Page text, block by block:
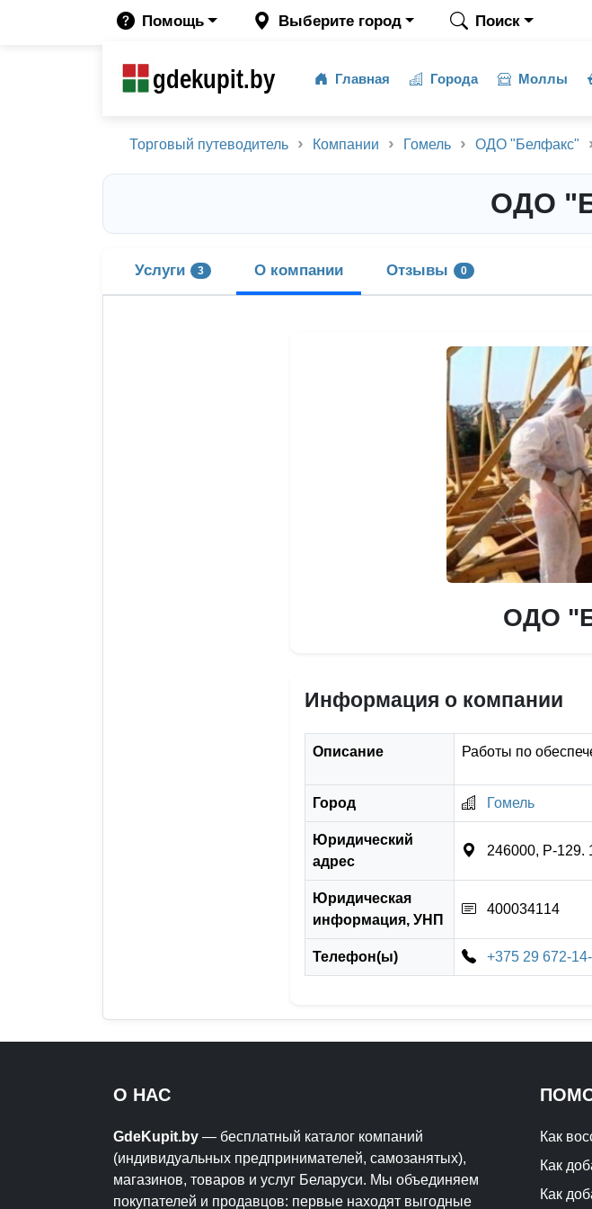
Помощь Выберите город Поиск
gdekupit.by Главная Города Моллы
Торговый путеводитель Компании Гомель ОДО "Белфакс"
ОДО
Услуги 3 О компании Отзывы 0
ОДО
Информация о компании
Описание Работы по
Город Гомель
Юридический
адрес
246000, P-129.
Юридическая
информация, УНП
400034114
Телефон(ы) +375 29 672-
О НАС
GdeKupit.by — бесплатный каталог компаний
(индивидуальных предпринимателей, самозанятых),
магазинов, товаров и услуг Беларуси. Мы объединяем
покупателей и продавцов: первые находят выгодные
Как
Как
Как